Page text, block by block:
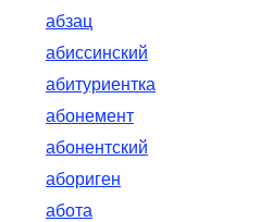
абзац
абиссинский
абитуриентка
абонемент
абонентский
абориген
абота